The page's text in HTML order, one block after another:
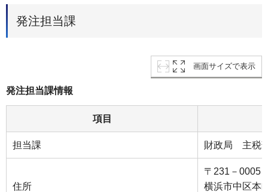
発注担当課
画面サイズで表示
発注担当課情報
項目
担当課 財政局 主税
住所
〒231－0005
横浜市中区本